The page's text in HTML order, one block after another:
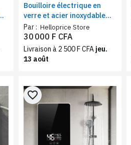
Bouilloire électrique en
verre et acier inoxydable
avec filtre | 1,8 L | Théière
chaude, Intélligente, Bleu
royal
Par : Helloprice Store
30 000 F CFA
Livraison à 2 500 F CFA jeu.
13 août
favorite_border